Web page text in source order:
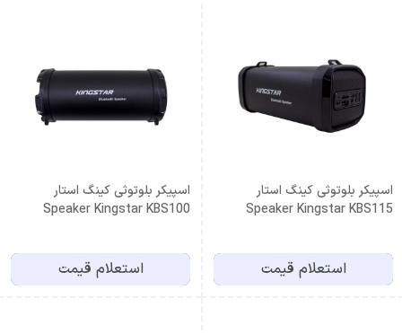
اسپیکر بلوتوثی کینگ استار
Speaker Kingstar KBS115
استعلام قیمت
اسپیکر بلوتوثی کینگ استار
Speaker Kingstar KBS100
استعلام قیمت